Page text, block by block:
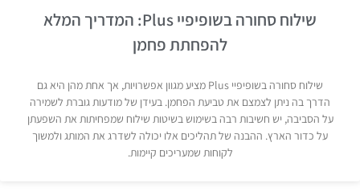
שילוח סחורה בשופיפיי Plus: המדריך המלא
להפחתת פחמן
שילוח סחורה בשופיפיי Plus מציע מגוון אפשרויות, אך אחת מהן היא גם
הדרך בה ניתן לצמצם את טביעת הפחמן. בעידן של מודעות גוברת לשמירה
על הסביבה, יש חשיבות רבה בשימוש בשיטות שילוח שמפחיתות את השפעתן
על כדור הארץ. ההבנה של תהליכים אלו יכולה לשדרג את המותג ולמשוך
לקוחות שמעריכים קיימות.